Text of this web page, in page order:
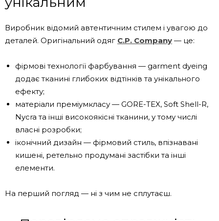
Виробник відомий автентичним стилем і увагою до
деталей. Оригінальний одяг C.P. Company — це:
фірмові технології фарбування — garment dyeing
додає тканині глибоких відтінків та унікального
ефекту;
матеріали преміумкласу — GORE-TEX, Soft Shell-R,
Nycra та інші високоякісні тканини, у тому числі
власні розробки;
іконічний дизайн — фірмовий стиль, впізнавані
кишені, ретельно продумані застібки та інші
елементи.
На перший погляд — ні з чим не сплутаєш.